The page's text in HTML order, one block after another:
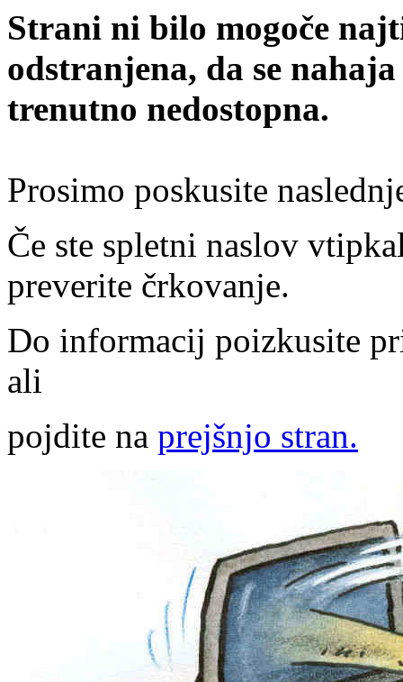
Strani ni bilo mogoče
odstranjena, da se
trenutno nedostopna.
Prosimo poskusite
Če ste spletni naslov
preverite črkovanje.
Do informacij poizkusite
ali
pojdite na prejšnjo stran.